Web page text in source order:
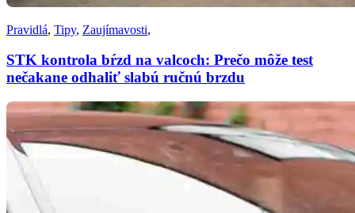
Pravidlá, Tipy, Zaujímavosti,
STK kontrola bŕzd na valcoch: Prečo môže test
nečakane odhaliť slabú ručnú brzdu